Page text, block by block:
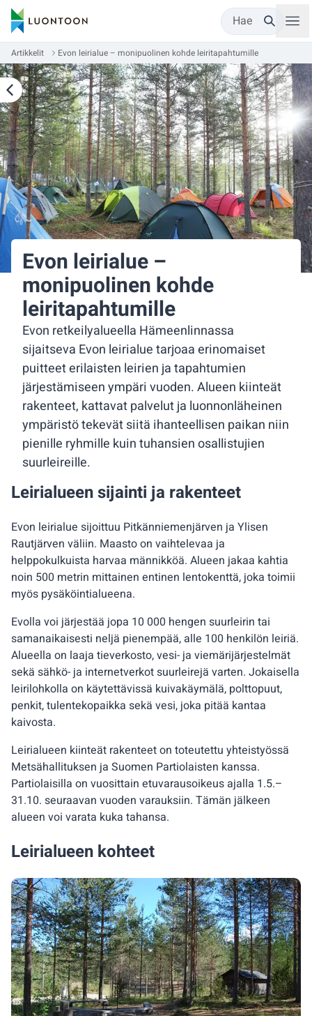
Hae
Artikkelit Evon leirialue – monipuolinen kohde leiritapahtumille
Evon leirialue –
monipuolinen kohde
leiritapahtumille
Evon retkeilyalueella Hämeenlinnassa
sijaitseva Evon leirialue tarjoaa erinomaiset
puitteet erilaisten leirien ja tapahtumien
järjestämiseen ympäri vuoden. Alueen kiinteät
rakenteet, kattavat palvelut ja luonnonläheinen
ympäristö tekevät siitä ihanteellisen paikan niin
pienille ryhmille kuin tuhansien osallistujien
suurleireille.
Leirialueen sijainti ja rakenteet
Evon leirialue sijoittuu Pitkänniemenjärven ja Ylisen
Rautjärven väliin. Maasto on vaihtelevaa ja
helppokulkuista harvaa männikköä. Alueen jakaa kahtia
noin 500 metrin mittainen entinen lentokenttä, joka toimii
myös pysäköintialueena.
Evolla voi järjestää jopa 10 000 hengen suurleirin tai
samanaikaisesti neljä pienempää, alle 100 henkilön leiriä.
Alueella on laaja tieverkosto, vesi- ja viemärijärjestelmät
sekä sähkö- ja internetverkot suurleirejä varten. Jokaisella
leirilohkolla on käytettävissä kuivakäymälä, polttopuut,
penkit, tulentekopaikka sekä vesi, joka pitää kantaa
kaivosta.
Leirialueen kiinteät rakenteet on toteutettu yhteistyössä
Metsähallituksen ja Suomen Partiolaisten kanssa.
Partiolaisilla on vuosittain etuvarausoikeus ajalla 1.5.–
31.10. seuraavan vuoden varauksiin. Tämän jälkeen
alueen voi varata kuka tahansa.
Leirialueen kohteet